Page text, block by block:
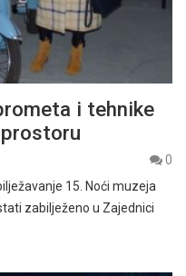
i tehnike
0
15. Noći muzeja
zabilježeno u Zajednici